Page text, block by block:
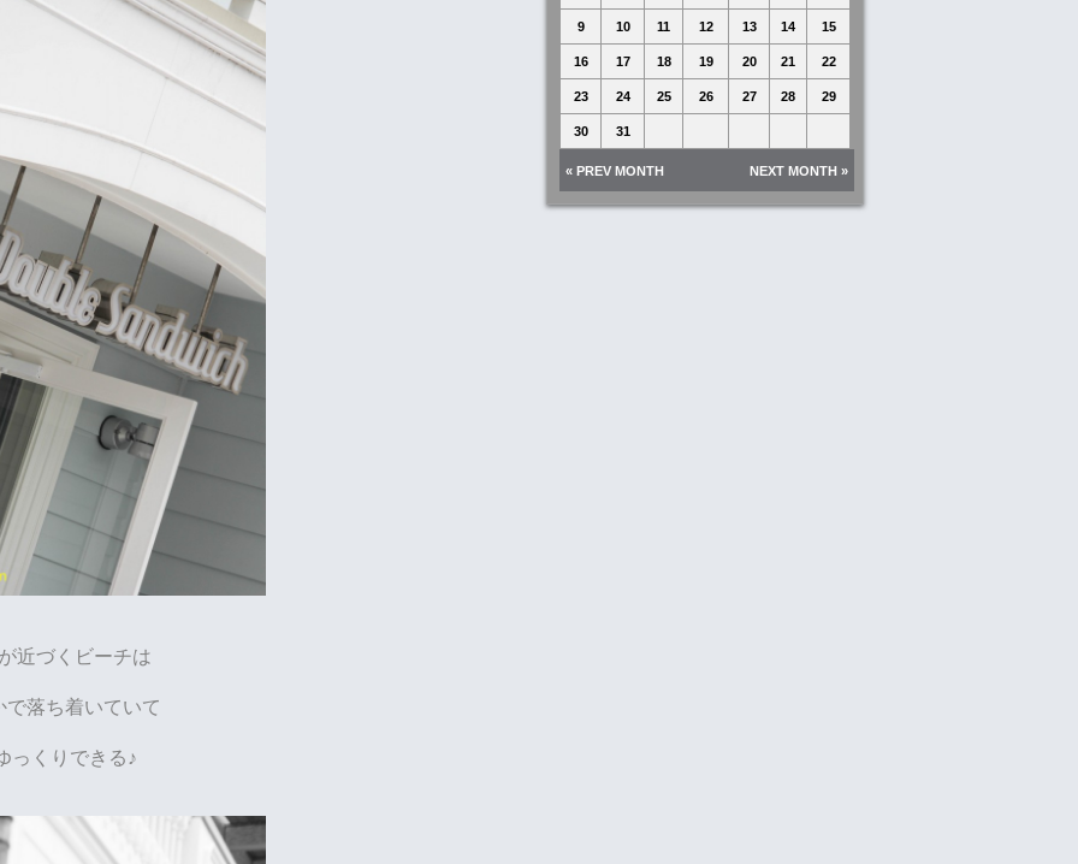
近づくビーチは
で落ち着いていて
っくりできる♪
9 10 11 12 13 14 15
16 17 18 19 20 21 22
23 24 25 26 27 28 29
30 31
« PREV MONTH NEXT MONTH »